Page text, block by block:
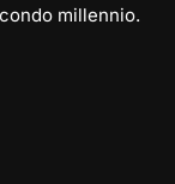
millennio.